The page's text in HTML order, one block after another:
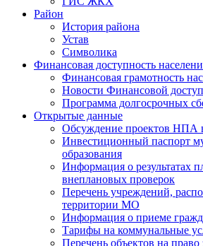
Район
История района
Устав
Символика
Финансовая доступность
Финансовая грамотность
Новости Финансовой
Программа долгосрочных
Открытые данные
Обсуждение проектов НПА
Инвестиционный паспорт
образования
Информация о результатах
внеплановых проверок
Перечень учреждений,
территории МО
Информация о приеме
Тарифы на коммунальные
Перечень объектов на право